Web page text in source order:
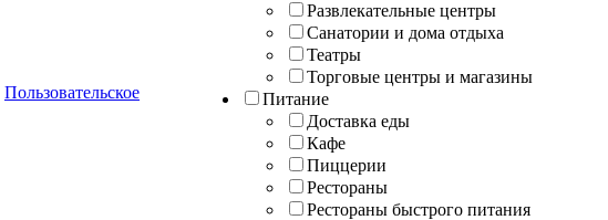
Развлекательные центры
Санатории и дома отдыха
Театры
Торговые центры и магазины
Питание
Доставка еды
Кафе
Пиццерии
Рестораны
Рестораны быстрого питания
Пользовательское